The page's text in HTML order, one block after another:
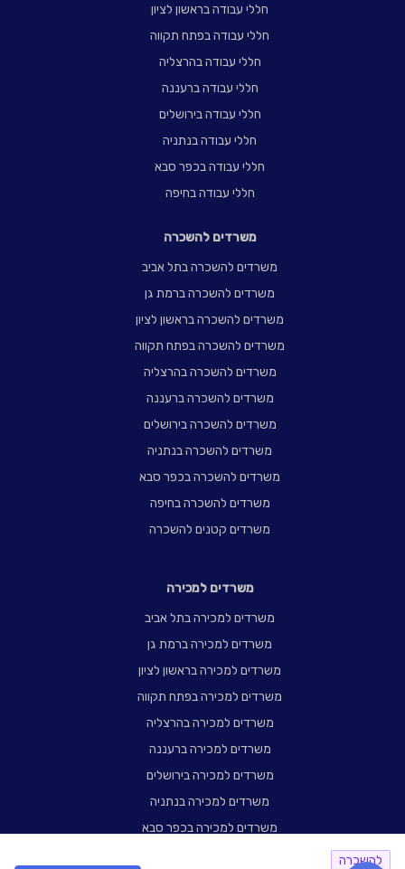
להשכרה
חללי עבודה בראשון לציון
חללי עבודה בפתח תקווה
חללי עבודה בהרצליה
חללי עבודה ברעננה
חללי עבודה בירושלים
חללי עבודה בנתניה
חללי עבודה בכפר סבא
חללי עבודה בחיפה
משרדים להשכרה
משרדים להשכרה בתל אביב
משרדים להשכרה ברמת גן
משרדים להשכרה בראשון לציון
משרדים להשכרה בפתח תקווה
משרדים להשכרה בהרצליה
משרדים להשכרה ברעננה
משרדים להשכרה בירושלים
משרדים להשכרה בנתניה
משרדים להשכרה בכפר סבא
משרדים להשכרה בחיפה
משרדים קטנים להשכרה
משרדים למכירה
משרדים למכירה בתל אביב
משרדים למכירה ברמת גן
משרדים למכירה בראשון לציון
משרדים למכירה בפתח תקווה
משרדים למכירה בהרצליה
משרדים למכירה ברעננה
משרדים למכירה בירושלים
משרדים למכירה בנתניה
משרדים למכירה בכפר סבא